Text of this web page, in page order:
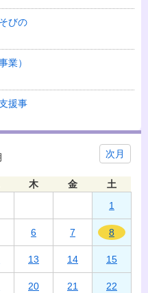
びの
業）
援事
次月
木 金
土
1
6 7 8
13 14 15
20 21 22